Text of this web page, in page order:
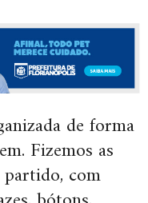
de forma
Fizemos as
com